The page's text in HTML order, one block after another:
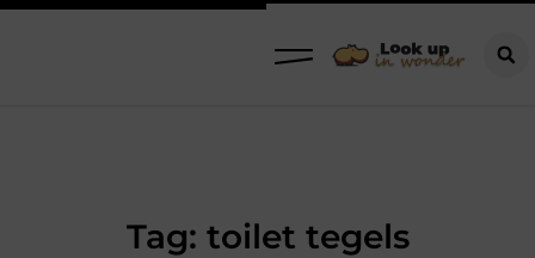
Tag: toilet tegels